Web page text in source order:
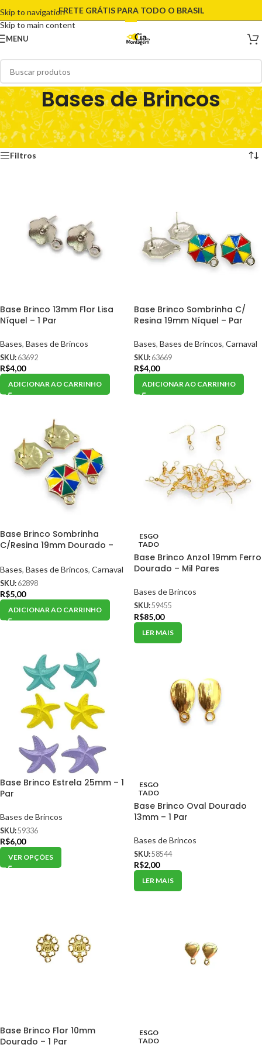
Skip to navigation
Skip to main content
FRETE GRÁTIS PARA TODO O BRASIL
MENU
Bases de Brincos
Início Bases Bases de Brincos/ Página 18
Exibindo 205–216 de 317 resultados
Filtros
Base Brinco 13mm Flor Lisa
Níquel – 1 Par
Bases, Bases de Brincos
SKU: 63692
R$4,00
ADICIONAR AO CARRINHO
Base Brinco Sombrinha C/
Resina 19mm Níquel – Par
Bases, Bases de Brincos, Carnaval
SKU: 63669
R$4,00
ADICIONAR AO CARRINHO
Base Brinco Sombrinha
C/Resina 19mm Dourado –
Bases, Bases de Brincos, Carnaval
SKU: 62898
R$5,00
ADICIONAR AO CARRINHO
ESGO
TADO
Base Brinco Anzol 19mm Ferro
Dourado – Mil Pares
Bases de Brincos
SKU:59455
R$85,00
LER MAIS
Base Brinco Estrela 25mm – 1
Par
Bases de Brincos
SKU:59336
R$6,00
VER OPÇÕES
ESGO
TADO
Base Brinco Oval Dourado
13mm – 1 Par
Bases de Brincos
SKU:58544
R$2,00
LER MAIS
Base Brinco Flor 10mm
Dourado – 1 Par
ESGO
TADO